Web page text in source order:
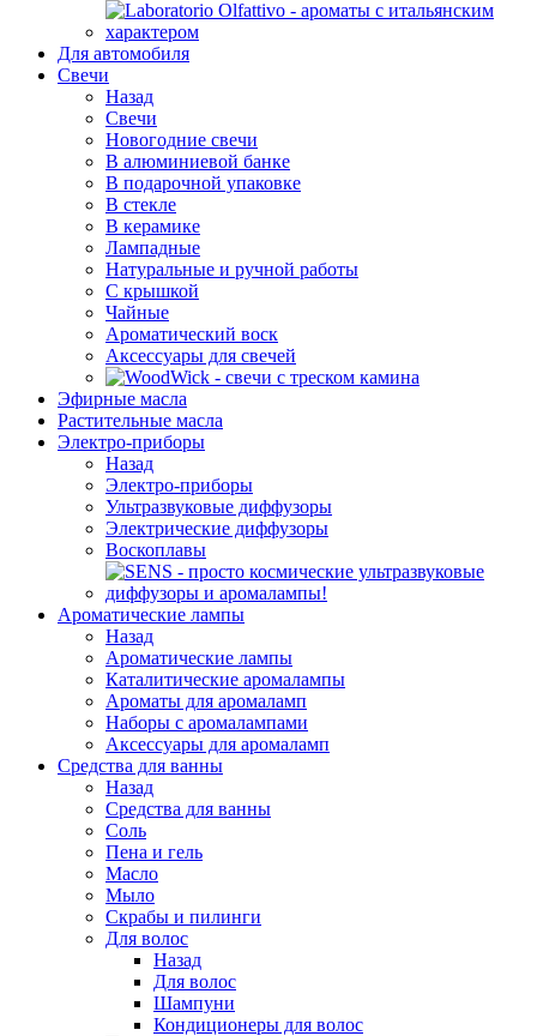
Для автомобиля
Свечи
Назад
Свечи
Новогодние свечи
В алюминиевой банке
В подарочной упаковке
В стекле
В керамике
Лампадные
Натуральные и ручной работы
С крышкой
Чайные
Ароматический воск
Аксессуары для свечей
Эфирные масла
Растительные масла
Электро-приборы
Назад
Электро-приборы
Ультразвуковые диффузоры
Электрические диффузоры
Воскоплавы
Ароматические лампы
Назад
Ароматические лампы
Каталитические аромалампы
Ароматы для аромаламп
Наборы с аромалампами
Аксессуары для аромаламп
Средства для ванны
Назад
Средства для ванны
Соль
Пена и гель
Масло
Мыло
Скрабы и пилинги
Для волос
Назад
Для волос
Шампуни
Кондиционеры для волос